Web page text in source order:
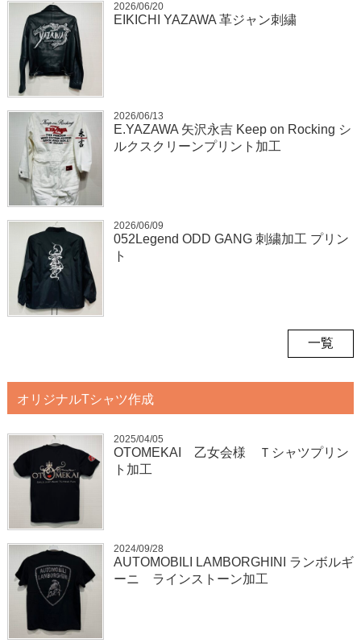
2026/06/20
EIKICHI YAZAWA 革ジャン刺繍
2026/06/13
E.YAZAWA 矢沢永吉 Keep on Rocking シ
ルクスクリーンプリント加工
2026/06/09
052Legend ODD GANG 刺繍加工 プリン
ト
一覧
オリジナルTシャツ作成
2025/04/05
OTOMEKAI 乙女会様 Ｔシャツプリン
ト加工
2024/09/28
AUTOMOBILI LAMBORGHINI ランボルギ
ーニ ラインストーン加工